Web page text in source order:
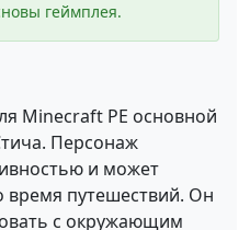
геймплея.
Minecraft PE основной
Персонаж
и может
время путешествий. Он
с окружающим